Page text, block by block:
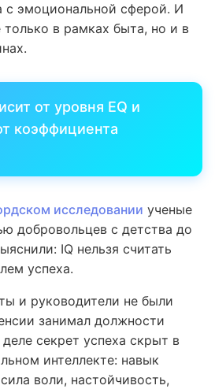
с эмоциональной сферой. И
только в рамках быта, но и в
от уровня EQ и
коэффициента
исследовании ученые
добровольцев с детства до
IQ нельзя считать
успеха.
и руководители не были
занимал должности
секрет успеха скрыт в
интеллекте: навык
воли, настойчивость,